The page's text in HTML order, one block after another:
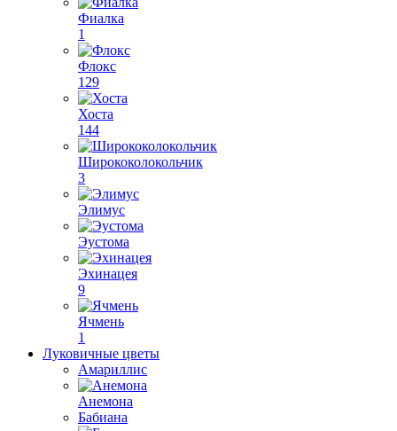
Фиалка
1
Флокс
129
Хоста
144
Ширококолокольчик
3
Элимус
Эустома
Эхинацея
9
Ячмень
1
Луковичные цветы
Амариллис
Анемона
Бабиана